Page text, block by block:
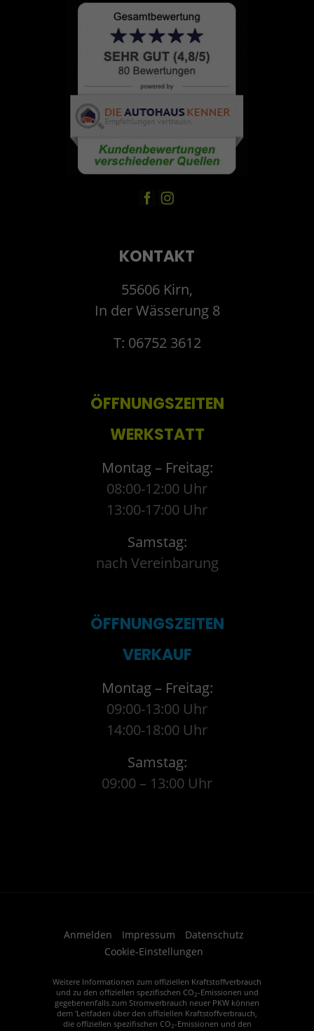
KONTAKT
55606 Kirn,
In der Wässerung 8
T: 06752 3612
ÖFFNUNGSZEITEN
WERKSTATT
Montag – Freitag:
08:00-12:00 Uhr
13:00-17:00 Uhr
Samstag:
nach Vereinbarung
ÖFFNUNGSZEITEN
VERKAUF
Montag – Freitag:
09:00-13:00 Uhr
14:00-18:00 Uhr
Samstag:
09:00 – 13:00 Uhr
Anmelden Impressum
Datenschutz
Cookie-Einstellungen
Weitere Informationen zum offiziellen Kraftstoffverbrauch
und zu den offiziellen spezifischen CO2-Emissionen und
gegebenenfalls zum Stromverbrauch neuer PKW können
dem 'Leitfaden über den offiziellen Kraftstoffverbrauch,
die offiziellen spezifischen CO2-Emissionen und den